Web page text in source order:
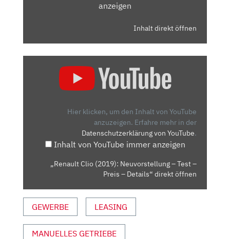
anzeigen
Inhalt direkt öffnen
PREIS
YOUTUBE
ANZEIGEN
Hier klicken, um den Inhalt von YouTube
anzuzeigen. Erfahre mehr in der
Datenschutzerklärung von YouTube.
Inhalt von YouTube immer anzeigen
„Renault Clio (2019): Neuvorstellung – Test –
Preis – Details“ direkt öffnen
GEWERBE LEASING
MANUELLES GETRIEBE